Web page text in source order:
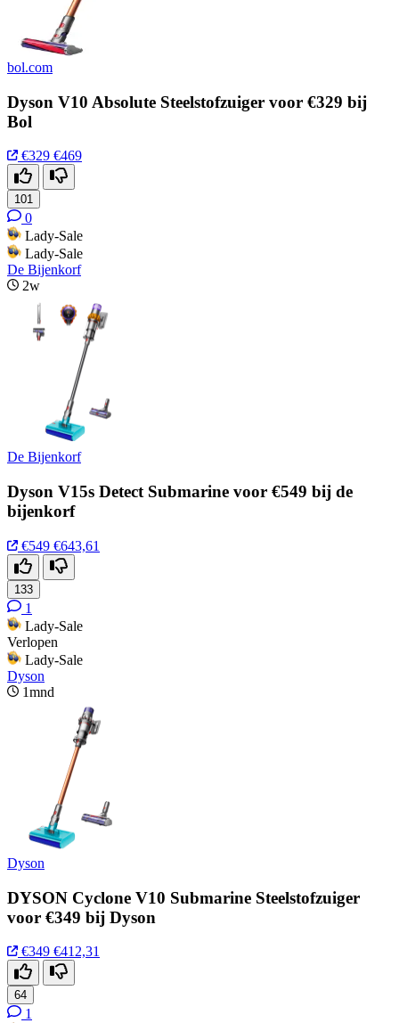
bol.com
Dyson V10 Absolute Steelstofzuiger voor €329 bij
Bol
€329 €469
101
0
Lady-Sale
Lady-Sale
De Bijenkorf
2w
De Bijenkorf
Dyson V15s Detect Submarine voor €549 bij de
bijenkorf
€549 €643,61
133
1
Lady-Sale
Verlopen
Lady-Sale
Dyson
1mnd
Dyson
DYSON Cyclone V10 Submarine Steelstofzuiger
voor €349 bij Dyson
€349 €412,31
64
1